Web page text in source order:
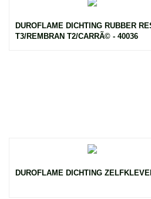
DUROFLAME DICHTING RUBBER
T3/REMBRAN T2/CARRÃ© - 40036
DUROFLAME DICHTING